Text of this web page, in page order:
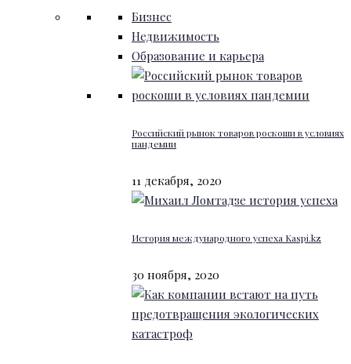
Бизнес
Недвижимость
Образование и карьера
Российский рынок товаров роскоши в условиях
пандемии
11 декабря, 2020
История международного успеха Kaspi.kz
30 ноября, 2020